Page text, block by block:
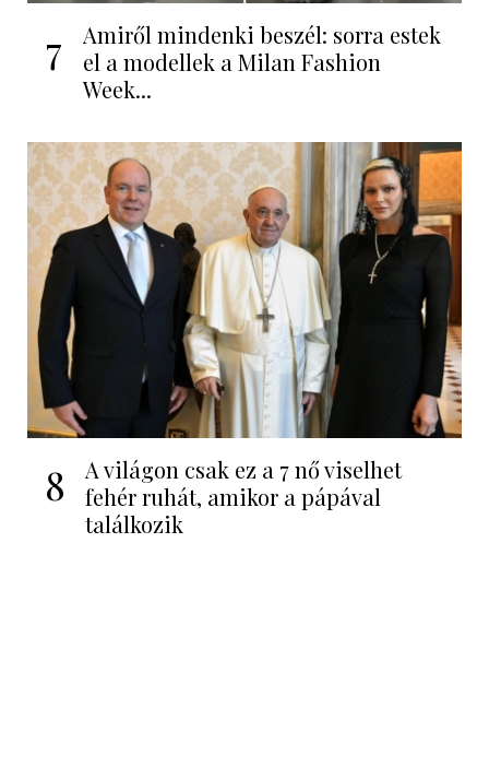
7
Amiről mindenki beszél: sorra estek
el a modellek a Milan Fashion
Week...
8
A világon csak ez a 7 nő viselhet
fehér ruhát, amikor a pápával
találkozik